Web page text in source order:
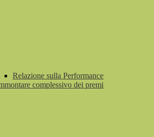
Relazione sulla Performance
complessivo dei premi